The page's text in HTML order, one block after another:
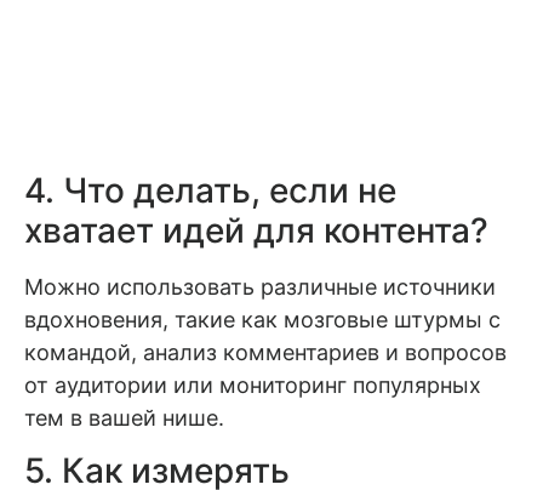
4. Что делать, если не
хватает идей для контента?
Можно использовать различные источники
вдохновения, такие как мозговые штурмы с
командой, анализ комментариев и вопросов
от аудитории или мониторинг популярных
тем в вашей нише.
5. Как измерять